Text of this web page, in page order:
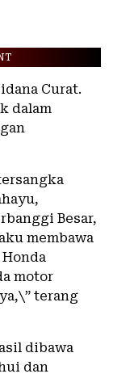
Curat.
dalam
Besar,
membawa
motor
terang
dibawa
dan